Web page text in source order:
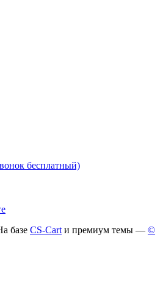
бесплатный)
базе CS-Cartи премиум темы — ©